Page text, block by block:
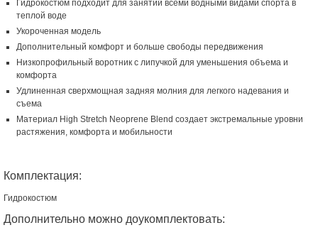
Гидрокостюм подходит для занятий всеми водными видами спорта в
теплой воде
Укороченная модель
Дополнительный комфорт и больше свободы передвижения
Низкопрофильный воротник с липучкой для уменьшения объема и
комфорта
Удлиненная сверхмощная задняя молния для легкого надевания и
съема
Материал High Stretch Neoprene Blend создает экстремальные уровни
растяжения, комфорта и мобильности
Комплектация:
Гидрокостюм
Дополнительно можно доукомплектовать: